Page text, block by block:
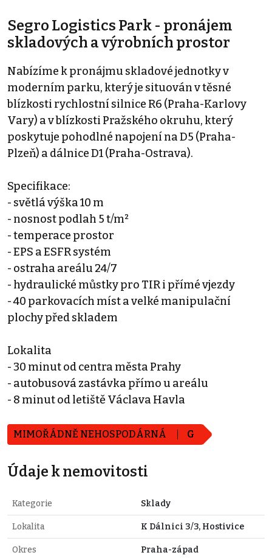
Segro Logistics Park - pronájem
skladových a výrobních prostor
Nabízíme k pronájmu skladové jednotky v
moderním parku, který je situován v těsné
blízkosti rychlostní silnice R6 (Praha-Karlovy
Vary) a v blízkosti Pražského okruhu, který
poskytuje pohodlné napojení na D5 (Praha-
Plzeň) a dálnice D1 (Praha-Ostrava).
Specifikace:
- světlá výška 10 m
- nosnost podlah 5 t/m²
- temperace prostor
- EPS a ESFR systém
- ostraha areálu 24/7
- hydraulické můstky pro TIR i přímé vjezdy
- 40 parkovacích míst a velké manipulační
plochy před skladem
Lokalita
- 30 minut od centra města Prahy
- autobusová zastávka přímo u areálu
- 8 minut od letiště Václava Havla
MIMOŘÁDNĚ NEHOSPODÁRNÁ G
Údaje k nemovitosti
Kategorie Sklady
Lokalita K Dálnici 3/3, Hostivice
Okres Praha-západ